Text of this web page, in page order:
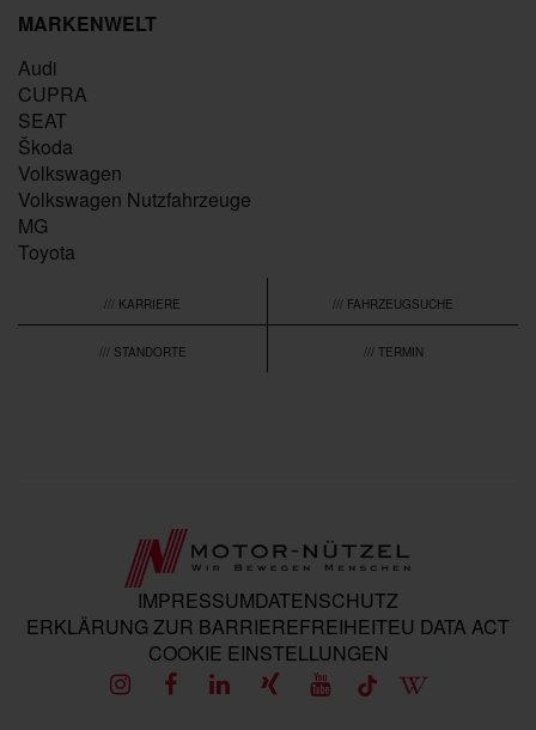
MARKENWELT
Audi
CUPRA
SEAT
Škoda
Volkswagen
Volkswagen Nutzfahrzeuge
MG
Toyota
/// KARRIERE /// FAHRZEUGSUCHE
/// STANDORTE /// TERMIN
IMPRESSUMDATENSCHUTZ
ERKLÄRUNG ZUR BARRIEREFREIHEITEU DATA ACT
COOKIE EINSTELLUNGEN